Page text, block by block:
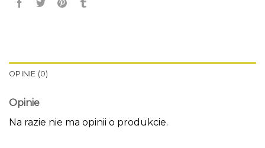
OPINIE (0)
Opinie
Na razie nie ma opinii o produkcie.